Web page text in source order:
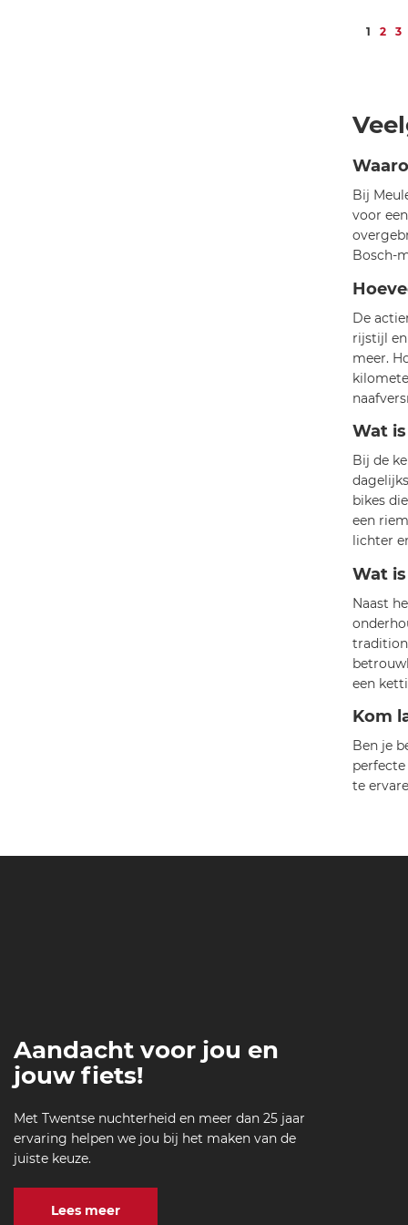
Pagina
U lees
1 2 3
Bij
voor
Bosch-
De
rijstijl
meer.
Wat
Bij de
bikes
een
lichter
Wat
Naast
een
Kom
Ben je
te
Aandacht voor jou en
jouw fiets!
Met Twentse nuchterheid en meer dan 25 jaar
ervaring helpen we jou bij het maken van de
juiste keuze.
Lees meer